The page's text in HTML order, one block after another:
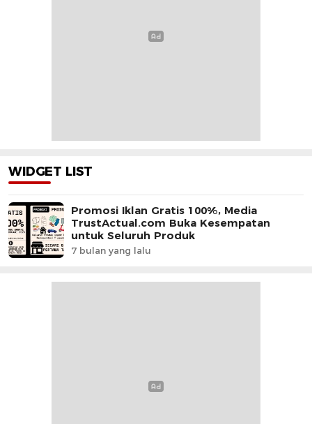
WIDGET LIST
Promosi Iklan Gratis 100%, Media
TrustActual.com Buka Kesempatan
untuk Seluruh Produk
7 bulan yang lalu